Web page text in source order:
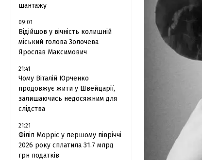
шантажу
09:01
Відійшов у вічність колишній
міський голова Золочева
Ярослав Максимович
21:41
Чому Віталій Юрченко
продовжує жити у Швейцарії,
залишаючись недосяжним для
слідства
21:21
Філіп Морріс у першому півріччі
2026 року сплатила 31.7 млрд
грн податків